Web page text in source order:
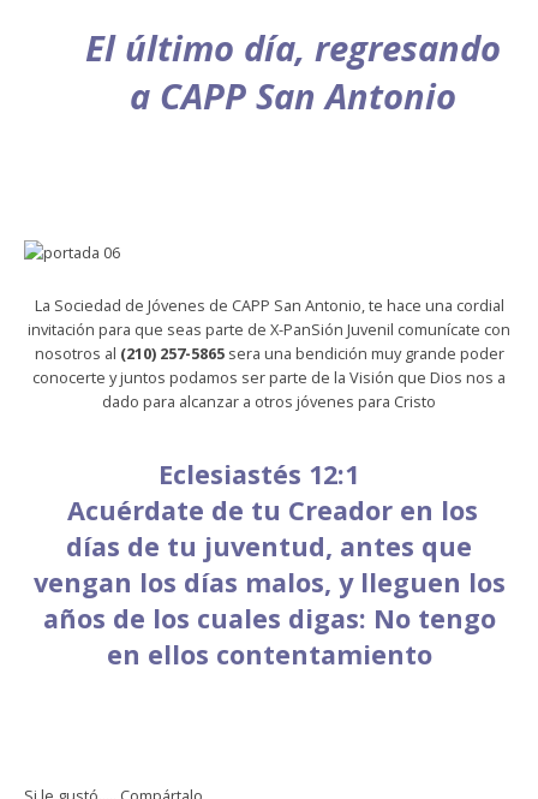
El último día, regresando
a CAPP San Antonio
La Sociedad de Jóvenes de CAPP San Antonio, te hace una cordial
invitación para que seas parte de X-PanSión Juvenil comunícate con
nosotros al (210) 257-5865sera una bendición muy grande poder
conocerte y juntos podamos ser parte de la Visión que Dios nos a
dado para alcanzar a otros jóvenes para Cristo
Eclesiastés 12:1
Acuérdate de tu Creador en los
días de tu juventud, antes que
vengan los días malos, y lleguen los
años de los cuales digas: No tengo
en ellos contentamiento